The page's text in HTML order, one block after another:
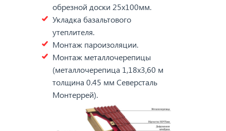
обрезной доски 25х100мм.
Укладка базальтового
утеплителя.
Монтаж пароизоляции.
Монтаж металлочерепицы
(металлочерепица 1,18х3,60 м
толщина 0.45 мм Северсталь
Монтеррей).